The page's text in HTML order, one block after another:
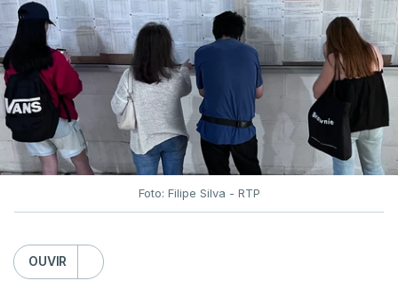
Foto: Filipe Silva - RTP
OUVIR